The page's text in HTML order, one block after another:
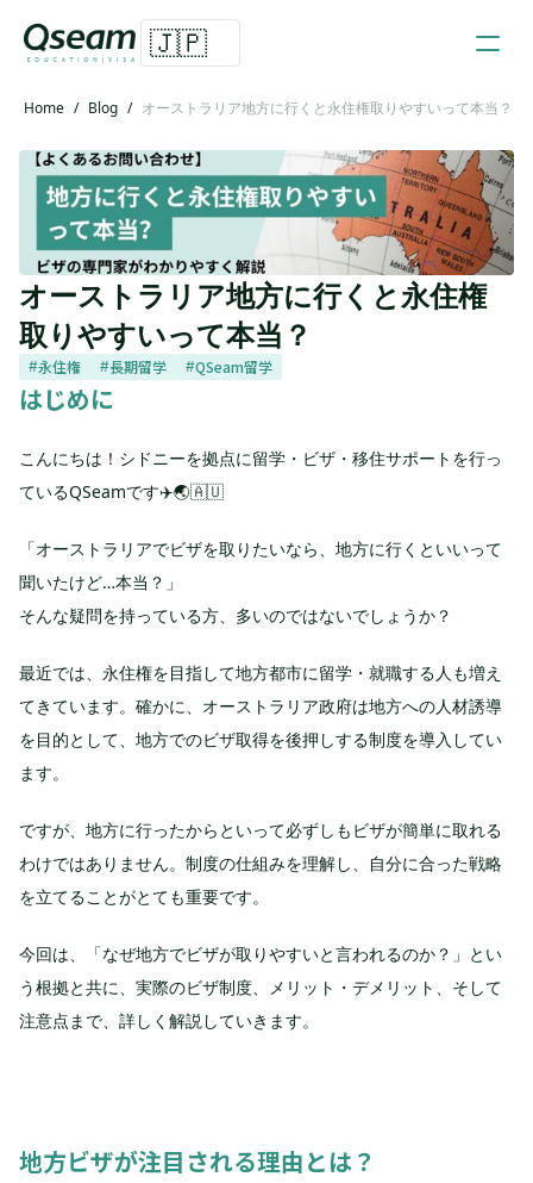
Home / Blog / オーストラリア地方に行くと永住権取りやすいって本当？
オーストラリア地方に行くと永住権
取りやすいって本当？
#永住権 #長期留学 #QSeam留学
はじめに
こんにちは！シドニーを拠点に留学・ビザ・移住サポートを行っ
ているQSeamです✈️🌏🇦🇺
「オーストラリアでビザを取りたいなら、地方に行くといいって
聞いたけど…本当？」
そんな疑問を持っている方、多いのではないでしょうか？
最近では、永住権を目指して地方都市に留学・就職する人も増え
てきています。確かに、オーストラリア政府は地方への人材誘導
を目的として、地方でのビザ取得を後押しする制度を導入してい
ます。
ですが、地方に行ったからといって必ずしもビザが簡単に取れる
わけではありません。制度の仕組みを理解し、自分に合った戦略
を立てることがとても重要です。
今回は、「なぜ地方でビザが取りやすいと言われるのか？」とい
う根拠と共に、実際のビザ制度、メリット・デメリット、そして
注意点まで、詳しく解説していきます。
地方ビザが注目される理由とは？
🇯🇵